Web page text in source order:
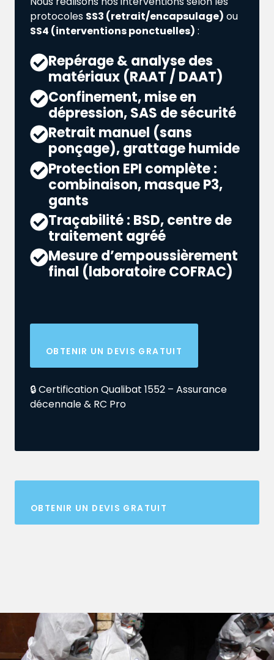
protocoles SS3 (retrait/encapsulage) ou
SS4 (interventions ponctuelles) :
Repérage & analyse des
matériaux (RAAT / DAAT)
Confinement, mise en
dépression, SAS de sécurité
Retrait manuel (sans
ponçage), grattage humide
Protection EPI complète :
combinaison, masque P3,
gants
Traçabilité : BSD, centre de
traitement agréé
Mesure d’empoussièrement
final (laboratoire COFRAC)
OBTENIR UN DEVIS GRATUIT
🔒 Certification Qualibat 1552 – Assurance
décennale & RC Pro
OBTENIR UN DEVIS GRATUIT